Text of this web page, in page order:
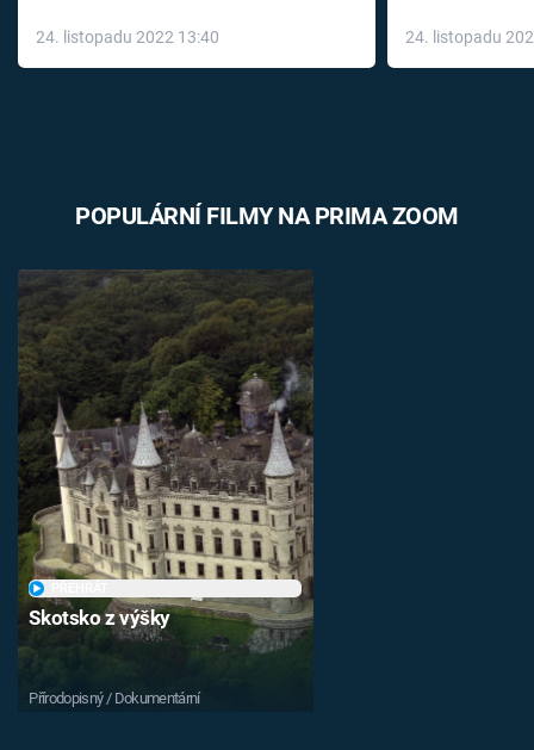
24. listopadu 2022 13:40
léky
24. listopadu
POPULÁRNÍ FILMY NA PRIMA ZOOM
Skotsko z výšky
Přírodopisný / Dokumentární